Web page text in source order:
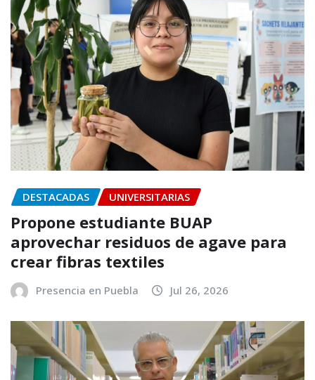
DESTACADAS UNIVERSITARIAS
Propone estudiante BUAP
aprovechar residuos de agave para
crear fibras textiles
Presencia en Puebla Jul 26, 2026